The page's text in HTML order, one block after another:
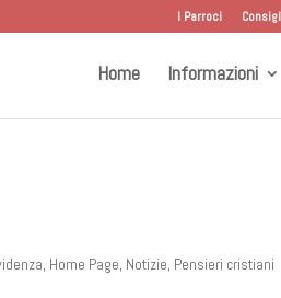
I Parroci
Home Informazioni
, Home Page, Notizie, Pensieri cristiani